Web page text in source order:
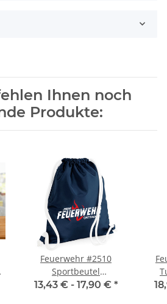
Ihnen noch
Produkte:
Feuerwehr #2510
Sportbeutel
inkl.Wunschname
13,43 € - 17,90 € *